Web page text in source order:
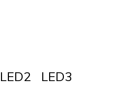
LED2 LED3